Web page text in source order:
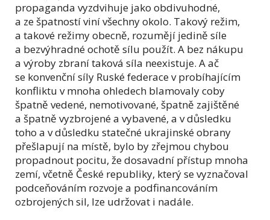
propaganda vyzdvihuje jako obdivuhodné,
a ze špatností viní všechny okolo. Takový režim,
a takové režimy obecně, rozumějí jedině síle
a bezvýhradné ochotě sílu použít. A bez nákupu
a výroby zbraní taková síla neexistuje. A ač
se konvenční síly Ruské federace v probíhajícím
konfliktu v mnoha ohledech blamovaly coby
špatně vedené, nemotivované, špatně zajištěné
a špatně vyzbrojené a vybavené, a v důsledku
toho a v důsledku statečné ukrajinské obrany
přešlapují na místě, bylo by zřejmou chybou
propadnout pocitu, že dosavadní přístup mnoha
zemí, včetně České republiky, který se vyznačoval
podceňováním rozvoje a podfinancováním
ozbrojených sil, lze udržovat i nadále.